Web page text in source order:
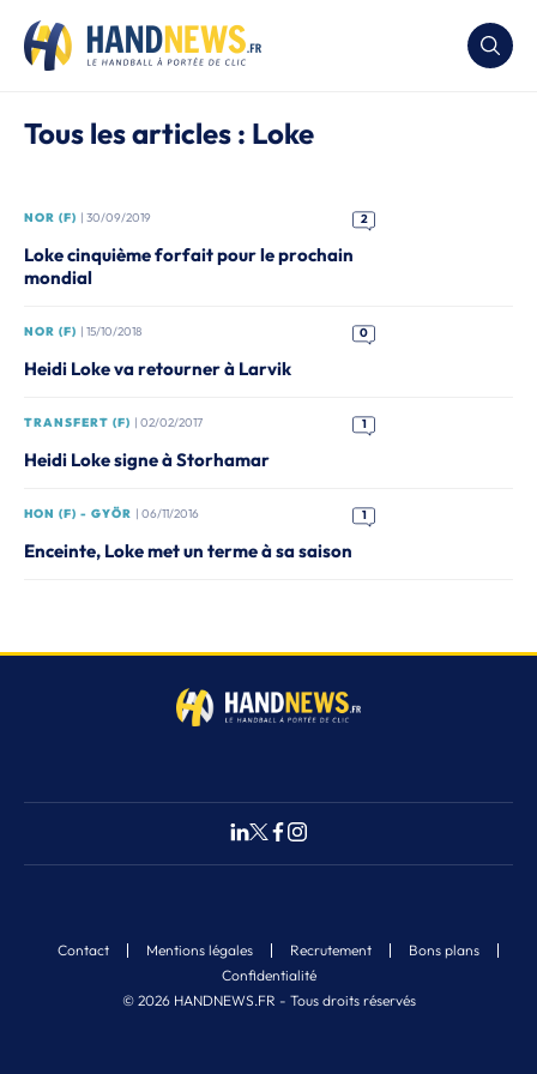
Tous les articles : Loke
NOR (F) | 30/09/2019 2
Loke cinquième forfait pour le prochain
mondial
NOR (F) | 15/10/2018 0
Heidi Loke va retourner à Larvik
TRANSFERT (F) | 02/02/2017 1
Heidi Loke signe à Storhamar
HON (F) - GYÖR | 06/11/2016 1
Enceinte, Loke met un terme à sa saison
© 2026 HANDNEWS.FR - Tous droits réservés
Contact Mentions légales Recrutement
Bons plans
Confidentialité